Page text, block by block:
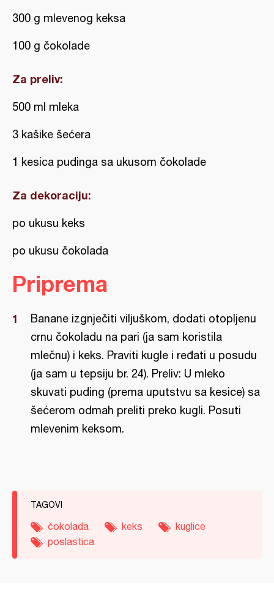
300 g mlevenog keksa
100 g čokolade
Za preliv:
500 ml mleka
3 kašike šećera
1 kesica pudinga sa ukusom čokolade
Za dekoraciju:
po ukusu keks
po ukusu čokolada
Priprema
Banane izgnječiti viljuškom, dodati otopljenu
crnu čokoladu na pari (ja sam koristila
mlečnu) i keks. Praviti kugle i ređati u posudu
(ja sam u tepsiju br. 24). Preliv: U mleko
skuvati puding (prema uputstvu sa kesice) sa
šećerom odmah preliti preko kugli. Posuti
mlevenim keksom.
TAGOVI
čokolada keks
kuglice
poslastica